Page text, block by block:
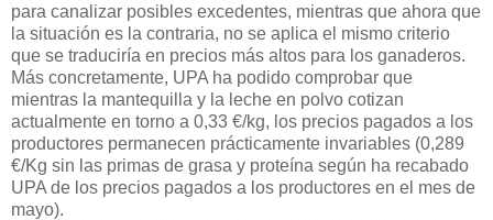
para canalizar posibles excedentes, mientras que ahora que
la situación es la contraria, no se aplica el mismo criterio
que se traduciría en precios más altos para los ganaderos.
Más concretamente, UPA ha podido comprobar que
mientras la mantequilla y la leche en polvo cotizan
actualmente en torno a 0,33 €/kg, los precios pagados a los
productores permanecen prácticamente invariables (0,289
€/Kg sin las primas de grasa y proteína según ha recabado
UPA de los precios pagados a los productores en el mes de
mayo).